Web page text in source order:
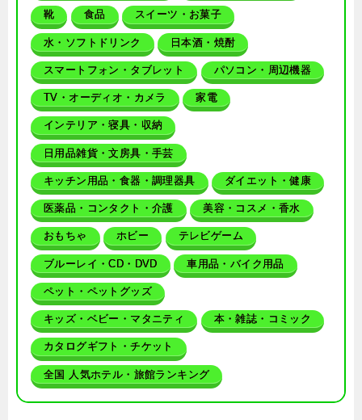
靴 食品 スイーツ・お菓子
水・ソフトドリンク 日本酒・焼酎
スマートフォン・タブレット パソコン・周辺機器
TV・オーディオ・カメラ 家電
インテリア・寝具・収納
日用品雑貨・文房具・手芸
キッチン用品・食器・調理器具 ダイエット・健康
医薬品・コンタクト・介護 美容・コスメ・香水
おもちゃ ホビー テレビゲーム
ブルーレイ・CD・DVD 車用品・バイク用品
ペット・ペットグッズ
キッズ・ベビー・マタニティ 本・雑誌・コミック
カタログギフト・チケット
全国 人気ホテル・旅館ランキング